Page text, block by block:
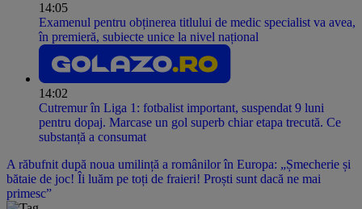
14:05
Examenul pentru obținerea titlului de medic specialist va avea,
în premieră, subiecte unice la nivel național
14:02
Cutremur în Liga 1: fotbalist important, suspendat 9 luni
pentru dopaj. Marcase un gol superb chiar etapa trecută. Ce
substanță a consumat
A răbufnit după noua umilință a românilor în Europa: „Șmecherie și
bătaie de joc! Îi luăm pe toți de fraieri! Proști sunt dacă ne mai
primesc”